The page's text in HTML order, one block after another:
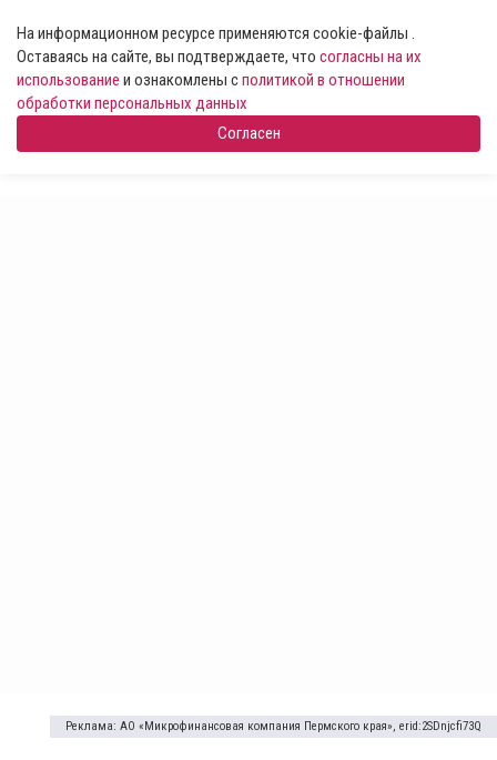
На информационном ресурсе применяются cookie-файлы .
Оставаясь на сайте, вы подтверждаете, что согласны на их
использование и ознакомлены сполитикой в отношении
обработки персональных данных
Согласен
Реклама: АО «Микрофинансовая компания Пермского края», erid:2SDnjcfi73Q